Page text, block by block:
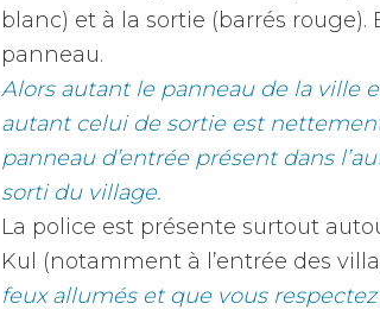
blanc) et à la sortie (barrés
panneau.
Alors autant le panneau de la ville
autant celui de sortie est
panneau d’entrée présent dans
sorti du village.
La police est présente surtout
Kul (notamment à l’entrée des
feux allumés et que vous